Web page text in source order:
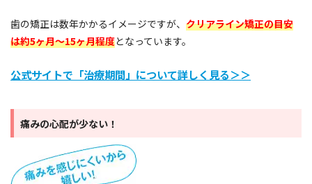
歯の矯正は数年かかるイメージですが、 クリアライン矯正の目安
は約5ヶ月〜15ヶ月程度となっています。
公式サイトで「治療期間」について詳しく見る＞＞
痛みの心配が少ない！